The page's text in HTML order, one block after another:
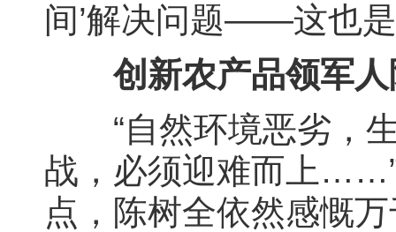
间’解决问题——这也
创新农产品领军
“自然环境恶劣，生
战，必须迎难而上
点，陈树全依然感慨